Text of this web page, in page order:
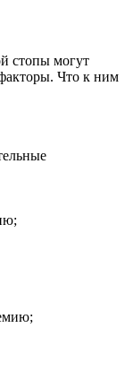
стопы могут
Что к ним